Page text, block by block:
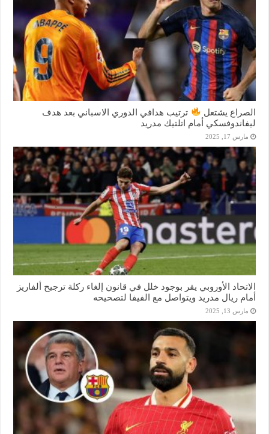
الصراع يشتعل
ترتيب هدافي الدوري الاسباني بعد هدف
ليفاندوفسكي أمام اتلتيك مدريد
مارس 17, 2025
الاتحاد الأوروبي يقر بوجود خلل في قانون إلغاء ركلة ترجيح ألفاريز
أمام ريال مدريد ويتواصل مع الفيفا لتصحيحه
مارس 13, 2025